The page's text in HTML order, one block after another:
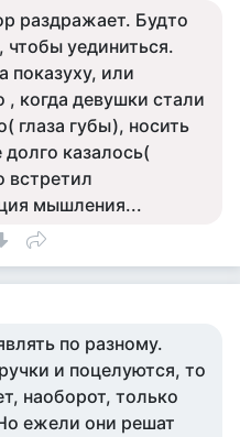
раздражает. Будто
чтобы уединиться.
показуху, или
когда девушки стали
глаза губы), носить
казалось(
встретил
мышления...
по разному.
и поцелуются, то
наоборот, только
ежели они решат